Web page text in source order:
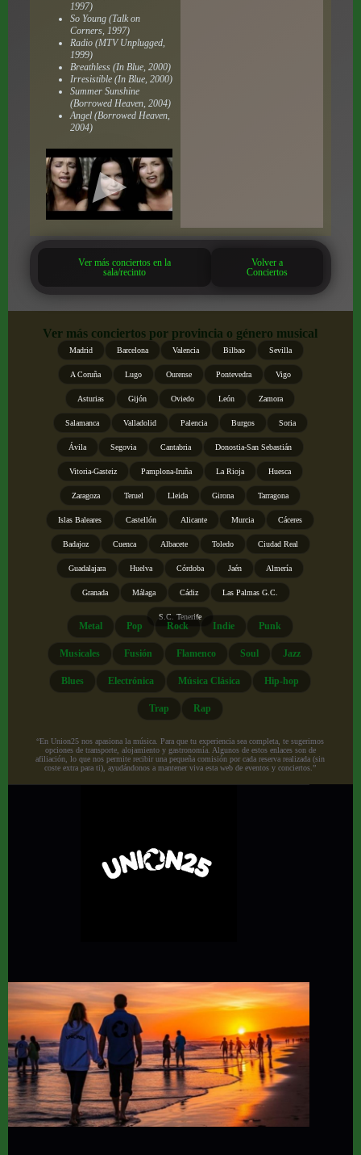
1997)
So Young (Talk on
Corners, 1997)
Radio (MTV Unplugged,
1999)
Breathless (In Blue, 2000)
Irresistible (In Blue, 2000)
Summer Sunshine
(Borrowed Heaven, 2004)
Angel (Borrowed Heaven,
2004)
Ver más conciertos en la
sala/recinto
Volver a
Conciertos
Ver más conciertos por provincia o género musical
Madrid Barcelona Valencia Bilbao Sevilla
A Coruña Lugo Ourense Pontevedra Vigo
Asturias Gijón Oviedo León Zamora
Salamanca Valladolid Palencia Burgos Soria
Ávila Segovia Cantabria Donostia-San Sebastián
Vitoria-Gasteiz Pamplona-Iruña La Rioja Huesca
Zaragoza Teruel Lleida Girona Tarragona
Islas Baleares Castellón Alicante Murcia Cáceres
Badajoz Cuenca Albacete Toledo Ciudad Real
Guadalajara Huelva Córdoba Jaén Almería
Granada Málaga Cádiz Las Palmas G.C.
S.C. Tenerife
Metal Pop Rock Indie Punk
Musicales Fusión Flamenco Soul Jazz
Blues Electrónica Música Clásica Hip-hop
Trap Rap
“En Union25 nos apasiona la música. Para que tu experiencia sea completa, te sugerimos
opciones de transporte, alojamiento y gastronomía. Algunos de estos enlaces son de
afiliación, lo que nos permite recibir una pequeña comisión por cada reserva realizada (sin
coste extra para ti), ayudándonos a mantener viva esta web de eventos y conciertos.”